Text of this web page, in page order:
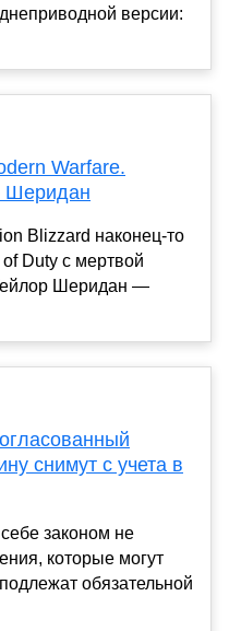
версии:
Warfare.
Шеридан
Blizzard наконец-то
Duty с мертвой
Шеридан —
снимут с учета в
законом не
которые могут
обязательной